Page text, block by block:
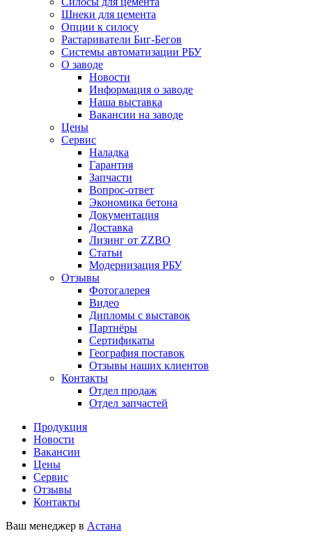
Шнеки для цемента
Опции к силосу
Растариватели Биг-Бегов
Системы автоматизации РБУ
О заводе
Новости
Информация о заводе
Наша выставка
Вакансии на заводе
Цены
Сервис
Наладка
Гарантия
Запчасти
Вопрос-ответ
Экономика бетона
Документация
Доставка
Лизинг от ZZBO
Статьи
Модернизация РБУ
Отзывы
Фотогалерея
Видео
Дипломы с выставок
Партнёры
Сертификаты
География поставок
Отзывы наших клиентов
Контакты
Отдел продаж
Отдел запчастей
Продукция
Новости
Вакансии
Цены
Сервис
Отзывы
Контакты
Ваш менеджер в Астана